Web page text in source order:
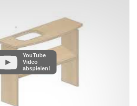
YouTube
Video
abspielen!